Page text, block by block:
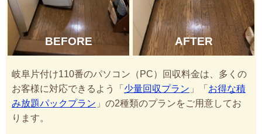
BEFORE AFTER
岐阜片付け110番のパソコン（PC）回収料金は、多くの
お客様に対応できるよう「 少量回収プラン 」「 お得な積
み放題パックプラン 」の2種類のプランをご用意してお
ります。